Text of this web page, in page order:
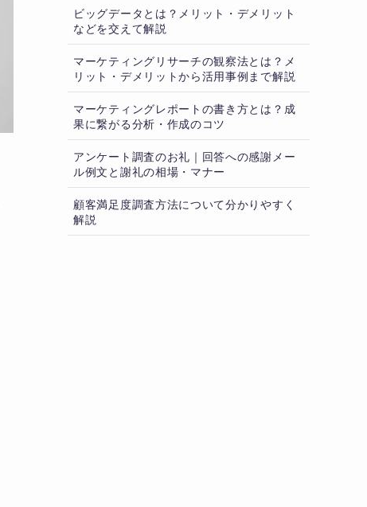
ビッグデータとは？メリット・デメリット
などを交えて解説
マーケティングリサーチの観察法とは？メ
リット・デメリットから活用事例まで解説
マーケティングレポートの書き方とは？成
果に繋がる分析・作成のコツ
アンケート調査のお礼｜回答への感謝メー
ル例文と謝礼の相場・マナー
顧客満足度調査方法について分かりやすく
解説